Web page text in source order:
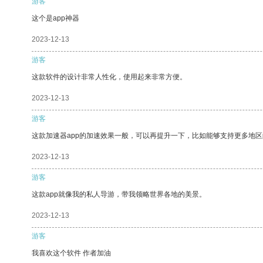
这个是app神器
2023-12-13
游客
这款软件的设计非常人性化，使用起来非常方便。
2023-12-13
游客
这款加速器app的加速效果一般，可以再提升一下，比如能够支持更多地区
2023-12-13
游客
这款app就像我的私人导游，带我领略世界各地的美景。
2023-12-13
游客
我喜欢这个软件 作者加油